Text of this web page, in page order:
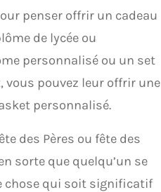
penser offrir un cadeau
de lycée ou
personnalisé ou un set
vous pouvez leur offrir une
personnalisé.
des Pères ou fête des
sorte que quelqu’un se
chose qui soit significatif